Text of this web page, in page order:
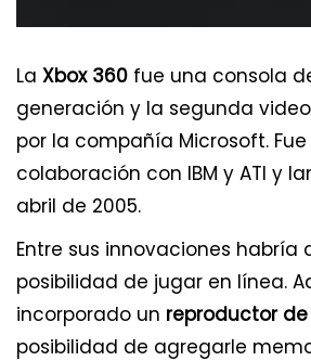
La Xbox 360 fue una consola
generación y la segunda
por la compañía Microsoft.
colaboración con IBM y ATI y
abril de 2005.
Entre sus innovaciones habría
posibilidad de jugar en línea.
incorporado un reproductor
posibilidad de agregarle